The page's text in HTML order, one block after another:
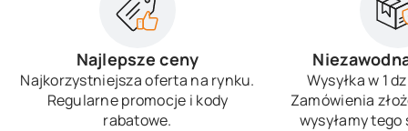
Najlepsze ceny
Najkorzystniejsza oferta na rynku.
Regularne promocje i kody
rabatowe.
Wysyłka w 1
Zamówienia
wysyłamy